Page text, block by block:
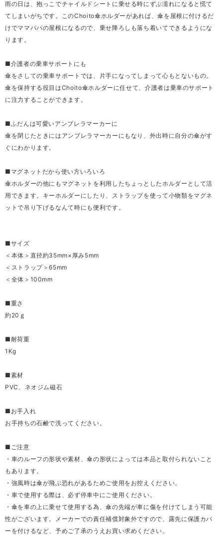
雨の日は、抱っこでチャイルドシートに乗せる時にずぶ濡れになると慌て
てしまいがちです。このChoito傘ホルダーがあれば、傘を屋根に付けるだ
けでママパパの屋根になるので、乗せ降ろしも落ち着いてできるようにな
ります。
■介護者の乗車サポートにも
傘をさしての乗車サポートでは、片手になってしまって心もとないもの。
傘を保持する役目はChoito傘ホルダーに任せて、介護者は乗車のサポート
に注力することができます。
■ふだんは可愛いアンブレラマーカーに
傘を閉じたときにはアンブレラマーカーにもなり、外出時に自分の傘がす
ぐにわかります。
■マグネットだから使い方いろいろ
傘ホルダーの他にもマグネットを利用したちょっとしたホルダーとして活
用できます。キーホルダーにしたり、ストラップを使って小物類をマグネ
ットで吊り下げるなんて時にも便利です。
■サイズ
＜本体＞直径約35mm×厚み5mm
＜ストラップ＞65mm
＜全体＞100mm
■重さ
約20ｇ
■耐荷重
1Kg
■素材
PVC、ネオジム磁石
■お手入れ
お手持ちの石鹸で洗ってください。
■ご注意
・車のルーフの形状や素材、傘の形状によっては本品と取付られないこと
もあります。
・強風時は傘が飛ぶ恐れがあるためご使用をお控えください。
・車で使用する際は、必ず停車中にご使用ください。
・傘を車の上に乗せて使用する為、傘の先端が車に傷を付けてしまう可能
性がございます。メーカーでの責任補償対象外ですので、露先に保護カバ
ーを付けるなど、予めご了承のうえお買い求めください。